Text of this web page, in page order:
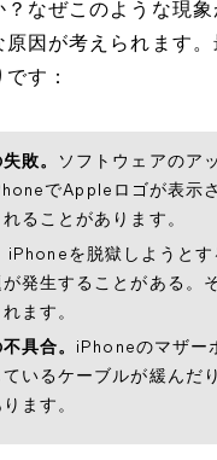
？なぜこのような現
原因が考えられます
す：
敗。
ソフトウェアのア
でAppleロゴが表示
ることがあります。
iPhoneを脱獄しようとす
発生することがある。
ます。
具合。 iPhoneのマザー
いるケーブルが緩んだ
ます。